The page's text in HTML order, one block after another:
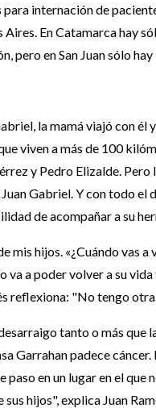
internación de
En Catamarca hay
en San Juan sólo hay
la mamá viajó con él
viven a más de 100
y Pedro Elizalde. Pero
Gabriel. Y con todo
de acompañar a su
hijos. «¿Cuándo vas
a poder volver a su
reflexiona: "No tengo
tanto o más que
Garrahan padece
en un lugar en el
hijos", explica Juan